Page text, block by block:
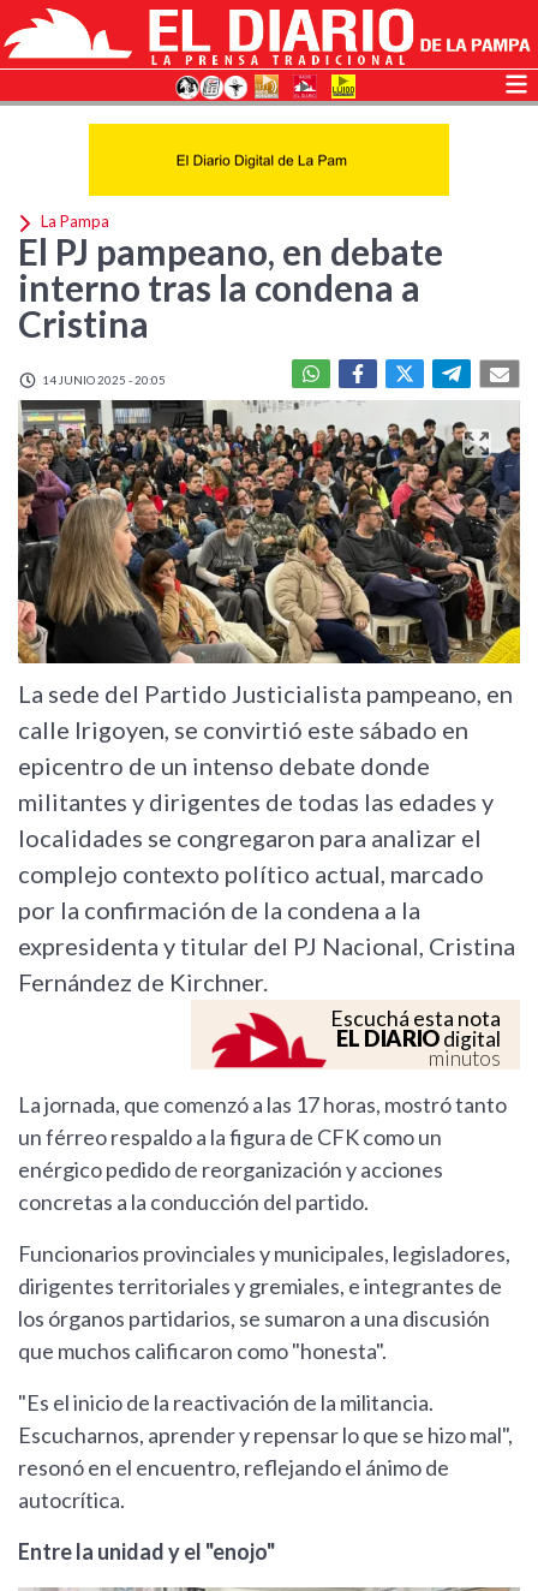
La Pampa
El PJ pampeano, en debate
interno tras la condena a
Cristina
14 JUNIO 2025 - 20:05
La sede del Partido Justicialista pampeano, en
calle Irigoyen, se convirtió este sábado en
epicentro de un intenso debate donde
militantes y dirigentes de todas las edades y
localidades se congregaron para analizar el
complejo contexto político actual, marcado
por la confirmación de la condena a la
expresidenta y titular del PJ Nacional, Cristina
Fernández de Kirchner.
Escuchá esta nota
EL DIARIOdigital
minutos
La jornada, que comenzó a las 17 horas, mostró tanto
un férreo respaldo a la figura de CFK como un
enérgico pedido de reorganización y acciones
concretas a la conducción del partido.
Funcionarios provinciales y municipales, legisladores,
dirigentes territoriales y gremiales, e integrantes de
los órganos partidarios, se sumaron a una discusión
que muchos calificaron como "honesta".
"Es el inicio de la reactivación de la militancia.
Escucharnos, aprender y repensar lo que se hizo mal",
resonó en el encuentro, reflejando el ánimo de
autocrítica.
Entre la unidad y el "enojo"